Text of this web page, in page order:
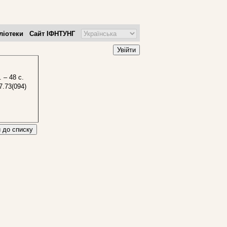
Сайт ІФНТУНГ
Увійти
– 48 с.
до списку